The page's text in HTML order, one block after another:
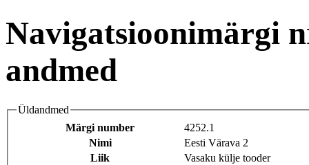
Navigatsioonimärgi
andmed
Üldandmed
Märgi number
4252.1
Nimi
Eesti Värava 2
Liik
Vasaku külje tooder